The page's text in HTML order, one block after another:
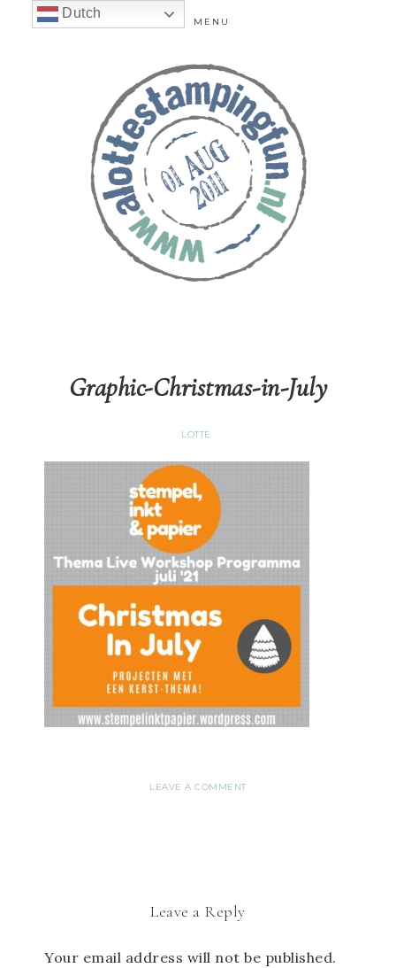
MENU
Graphic-Christmas-in-July
LOTTE
LEAVE A COMMENT
Leave a Reply
Your email address will not be published.
Dutch